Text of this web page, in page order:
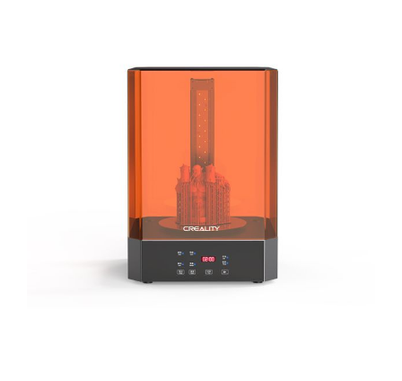
POTROŠAČKA ELEKTRONIKA